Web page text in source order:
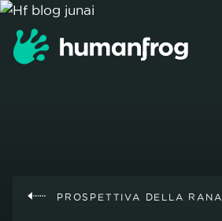
PROSPETTIVA DELLA RANA